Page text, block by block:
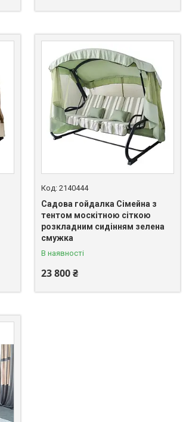
2140444
Садова гойдалка Сімейна з
тентом москітною сіткою
розкладним сидінням зелена
смужка
В наявності
23 800 ₴